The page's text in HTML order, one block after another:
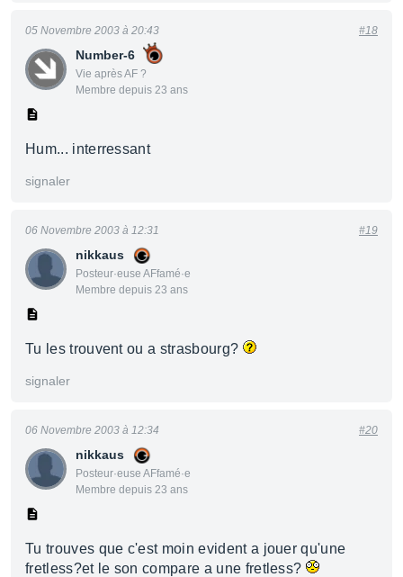
Number-6
Vie après AF ?
Membre depuis 23 ans
05 Novembre 2003 à 20:43 #18
Hum... interressant
signaler
nikkaus
Posteur·euse AFfamé·e
Membre depuis 23 ans
06 Novembre 2003 à 12:31 #19
Tu les trouvent ou a strasbourg?
signaler
nikkaus
Posteur·euse AFfamé·e
Membre depuis 23 ans
06 Novembre 2003 à 12:34 #20
Tu trouves que c'est moin evident a jouer qu'une
fretless?et le son compare a une fretless?